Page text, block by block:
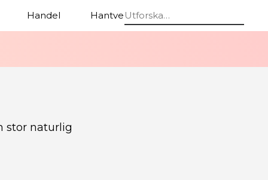
Handel Hantverk Stolar
stor naturlig